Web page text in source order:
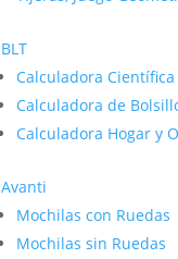
BLT
Calculadora Científica
Calculadora de
Calculadora Hogar y
Avanti
Mochilas con Ruedas
Mochilas sin Ruedas